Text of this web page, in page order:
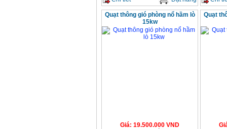
Quạt thông gió phòng nổ hầm lò
15kw
Giá: 19.500.000 VND
Quạt